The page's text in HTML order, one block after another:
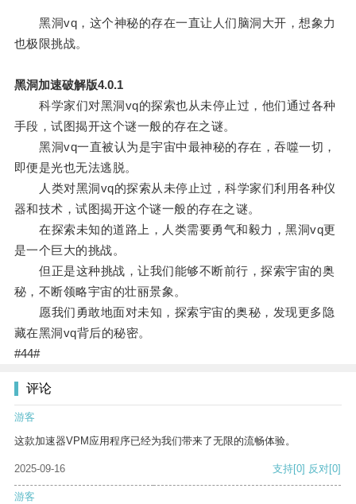
黑洞vq，这个神秘的存在一直让人们脑洞大开，想象力
也极限挑战。
黑洞加速破解版4.0.1
科学家们对黑洞vq的探索也从未停止过，他们通过各种
手段，试图揭开这个谜一般的存在之谜。
黑洞vq一直被认为是宇宙中最神秘的存在，吞噬一切，
即便是光也无法逃脱。
人类对黑洞vq的探索从未停止过，科学家们利用各种仪
器和技术，试图揭开这个谜一般的存在之谜。
在探索未知的道路上，人类需要勇气和毅力，黑洞vq更
是一个巨大的挑战。
但正是这种挑战，让我们能够不断前行，探索宇宙的奥
秘，不断领略宇宙的壮丽景象。
愿我们勇敢地面对未知，探索宇宙的奥秘，发现更多隐
藏在黑洞vq背后的秘密。
#44#
评论
游客
这款加速器VPM应用程序已经为我们带来了无限的流畅体验。
2025-09-16 支持[0] 反对[0]
游客